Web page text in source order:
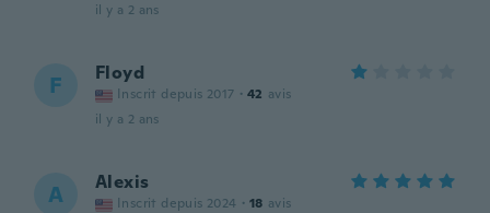
il y a 2 ans
F Floyd
Inscrit depuis 2017 · 42 avis
il y a 2 ans
A Alexis
Inscrit depuis 2024 · 18 avis